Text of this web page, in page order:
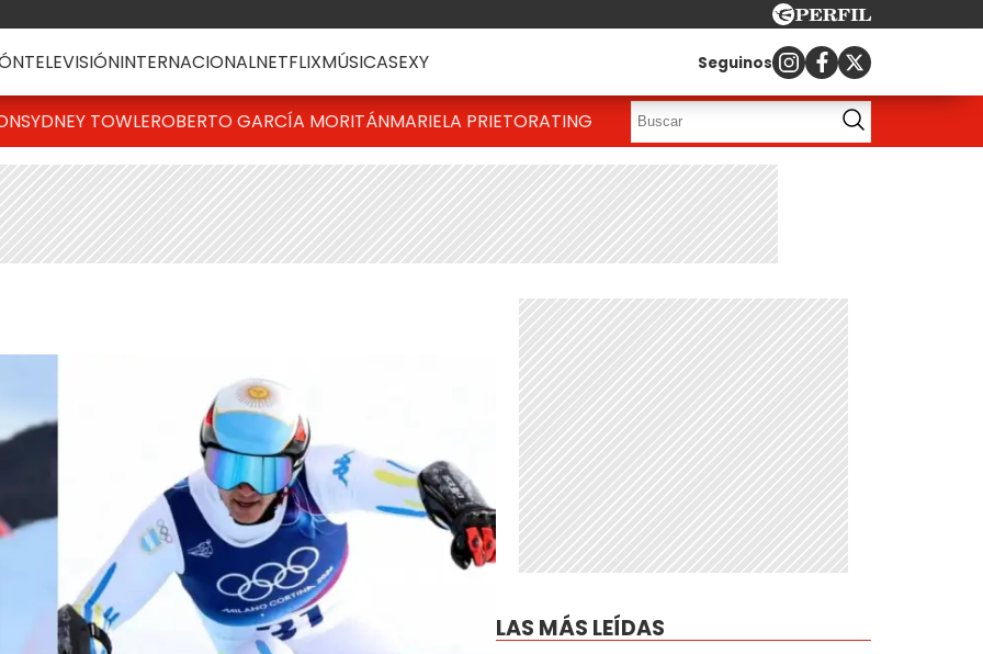
TELEVISIÓNINTERNACIONALNETFLIXMÚSICASEXY Seguinos
SYDNEY TOWLEROBERTO GARCÍA MORITÁNMARIELA PRIETORATING
LAS MÁS LEÍDAS